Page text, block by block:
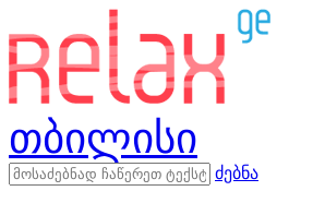
თბილისი
ძებნა